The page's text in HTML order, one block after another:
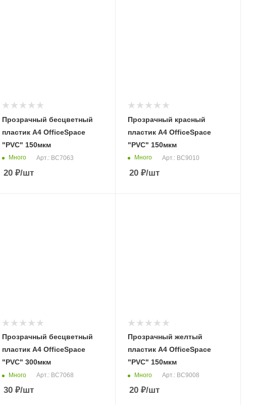
Прозрачный бесцветный
пластик А4 OfficeSpace
"PVC" 150мкм
Много Арт.: BC7063
20 ₽/шт
Прозрачный красный
пластик А4 OfficeSpace
"PVC" 150мкм
Много Арт.: BC9010
20₽/шт
Прозрачный бесцветный
пластик А4 OfficeSpace
"PVC" 300мкм
Много Арт.: BC7068
30 ₽/шт
Прозрачный желтый
пластик А4 OfficeSpace
"PVC" 150мкм
Много Арт.: BC9008
20₽/шт